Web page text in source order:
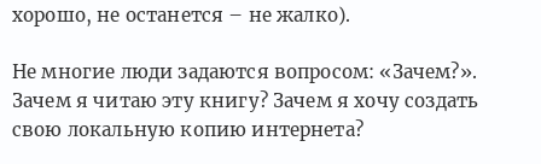
хорошо, не останется – не жалко).
Не многие люди задаются вопросом: «Зачем?».
Зачем я читаю эту книгу? Зачем я хочу создать
свою локальную копию интернета?